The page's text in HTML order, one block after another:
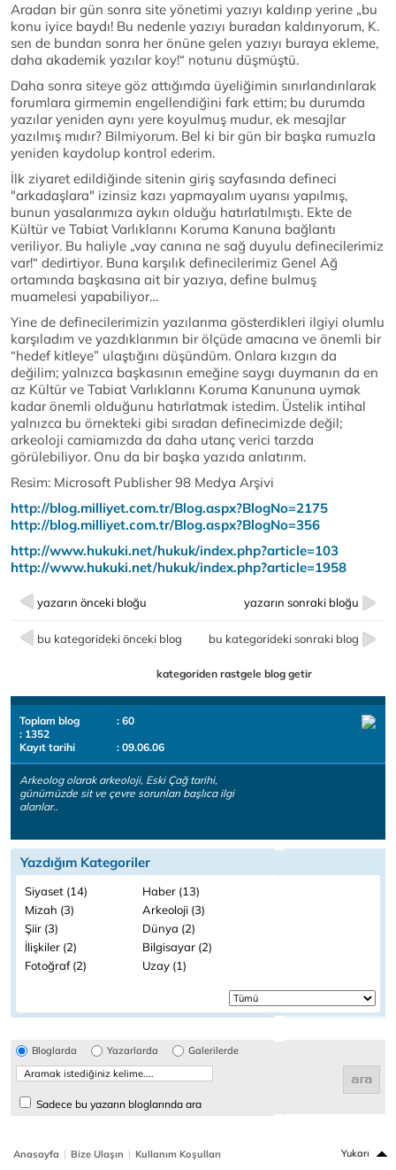
Aradan bir gün sonra site yönetimi yazıyı kaldırıp yerine „bu
konu iyice baydı! Bu nedenle yazıyı buradan kaldırıyorum, K.
sen de bundan sonra her önüne gelen yazıyı buraya ekleme,
daha akademik yazılar koy!“ notunu düşmüştü.
Daha sonra siteye göz attığımda üyeliğimin sınırlandırılarak
forumlara girmemin engellendiğini fark ettim; bu durumda
yazılar yeniden aynı yere koyulmuş mudur, ek mesajlar
yazılmış mıdır? Bilmiyorum. Bel ki bir gün bir başka rumuzla
yeniden kaydolup kontrol ederim.
İlk ziyaret edildiğinde sitenin giriş sayfasında defineci
"arkadaşlara" izinsiz kazı yapmayalım uyarısı yapılmış,
bunun yasalarımıza aykırı olduğu hatırlatılmıştı. Ekte de
Kültür ve Tabiat Varlıklarını Koruma Kanuna bağlantı
veriliyor. Bu haliyle „vay canına ne sağ duyulu definecilerimiz
var!“ dedirtiyor. Buna karşılık definecilerimiz Genel Ağ
ortamında başkasına ait bir yazıya, define bulmuş
muamelesi yapabiliyor…
Yine de definecilerimizin yazılarıma gösterdikleri ilgiyi olumlu
karşıladım ve yazdıklarımın bir ölçüde amacına ve önemli bir
“hedef kitleye” ulaştığını düşündüm. Onlara kızgın da
değilim; yalnızca başkasının emeğine saygı duymanın da en
az Kültür ve Tabiat Varlıklarını Koruma Kanununa uymak
kadar önemli olduğunu hatırlatmak istedim. Üstelik intihal
yalnızca bu örnekteki gibi sıradan definecimizde değil;
arkeoloji camiamızda da daha utanç verici tarzda
görülebiliyor. Onu da bir başka yazıda anlatırım.
Resim: Microsoft Publisher 98 Medya Arşivi
http://blog.milliyet.com.tr/Blog.aspx?BlogNo=2175
http://blog.milliyet.com.tr/Blog.aspx?BlogNo=356
http://www.hukuki.net/hukuk/index.php?article=103
http://www.hukuki.net/hukuk/index.php?article=1958
yazarın önceki bloğu yazarın sonraki bloğu
bu kategorideki önceki blog bu kategorideki sonraki blog
kategoriden rastgele blog getir
Toplam blog
: 60
: 1352
Kayıt tarihi
: 09.06.06
Arkeolog olarak arkeoloji, Eski Çağ tarihi,
günümüzde sit ve çevre sorunları başlıca ilgi
alanlar..
Yazdığım Kategoriler
Siyaset (14)
Haber (13)
Mizah (3)
Arkeoloji (3)
Şiir (3)
Dünya (2)
İlişkiler (2)
Bilgisayar (2)
Fotoğraf (2)
Uzay (1)
Bloglarda Yazarlarda Galerilerde
Sadece bu yazarın bloglarında ara
Anasayfa | Bize Ulaşın | Kullanım Koşulları Yukarı